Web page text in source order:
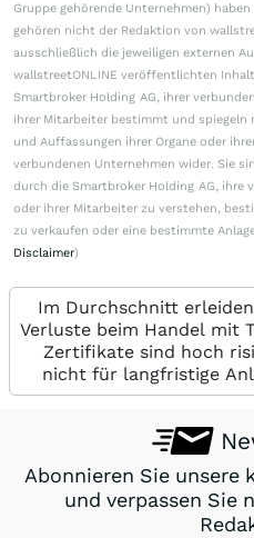
Gruppe gehörende Unternehmen)
gehören nicht der Redaktion von
ausschließlich die jeweiligen externen
wallstreetONLINE veröffentlichten
Smartbroker Holding AG, ihrer
ihrer Mitarbeiter bestimmt und spiegeln
und Auffassungen ihrer Organe oder
verbundenen Unternehmen wider. Sie
durch die Smartbroker Holding AG, ihre
oder ihrer Mitarbeiter zu verstehen,
zu verkaufen oder eine bestimmte
Disclaimer)
Im Durchschnitt
Verluste beim Handel mit
Zertifikate sind hoch
nicht für langfristige
Abonnieren Sie unsere
und verpassen Sie